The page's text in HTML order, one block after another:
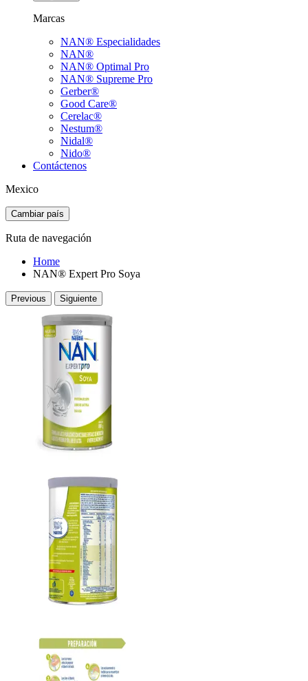
Marcas
NAN® Especialidades
NAN®
NAN® Optimal Pro
NAN® Supreme Pro
Gerber®
Good Care®
Cerelac®
Nestum®
Nidal®
Nido®
Contáctenos
Mexico
Cambiar país
Ruta de navegación
Home
NAN® Expert Pro Soya
Previous Siguiente